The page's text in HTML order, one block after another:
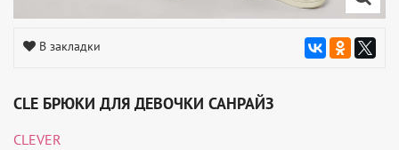
В закладки
CLE БРЮКИ ДЛЯ ДЕВОЧКИ САНРАЙЗ
CLEVER